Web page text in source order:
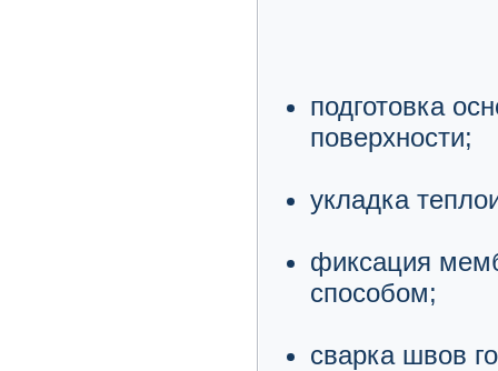
подготовка
поверхности;
укладка
фиксация
способом;
сварка швов